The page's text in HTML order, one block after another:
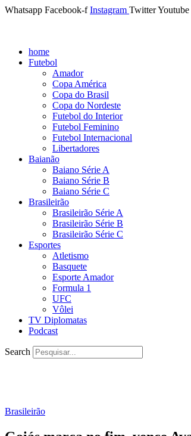
Whatsapp Facebook-f Instagram TwitterYoutube
home
Futebol
Amador
Copa América
Copa do Brasil
Copa do Nordeste
Futebol do Interior
Futebol Feminino
Futebol Internacional
Libertadores
Baianão
Baiano Série A
Baiano Série B
Baiano Série C
Brasileirão
Brasileirão Série A
Brasileirão Série B
Brasileirão Série C
Esportes
Atletismo
Basquete
Esporte Amador
Formula 1
UFC
Vôlei
TV Diplomatas
Podcast
Search
Brasileirão